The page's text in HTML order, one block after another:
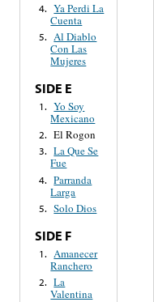
4. Ya Perdi La
Cuenta
5. Al Diablo
Con Las
Mujeres
SIDE E
1. Yo Soy
Mexicano
2. El Rogon
3. La Que Se
Fue
4. Parranda
Larga
5. Solo Dios
SIDE F
1. Amanecer
Ranchero
2. La
Valentina